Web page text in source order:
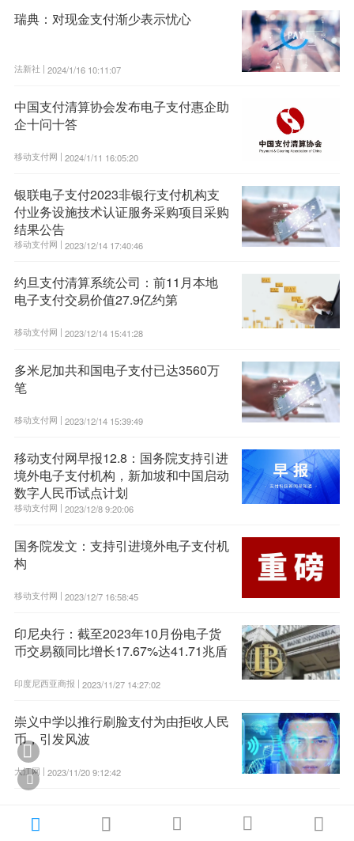
瑞典：对现金支付渐少表示忧心
法新社 | 2024/1/16 10:11:07
中国支付清算协会发布电子支付惠企助
企十问十答
移动支付网 | 2024/1/11 16:05:20
银联电子支付2023非银行支付机构支
付业务设施技术认证服务采购项目采购
结果公告
移动支付网 | 2023/12/14 17:40:46
约旦支付清算系统公司：前11月本地
电子支付交易价值27.9亿约第
移动支付网 | 2023/12/14 15:41:28
多米尼加共和国电子支付已达3560万
笔
移动支付网 | 2023/12/14 15:39:49
移动支付网早报12.8：国务院支持引进
境外电子支付机构，新加坡和中国启动
数字人民币试点计划
移动支付网 | 2023/12/8 9:20:06
国务院发文：支持引进境外电子支付机
构
移动支付网 | 2023/12/7 16:58:45
印尼央行：截至2023年10月份电子货
币交易额同比增长17.67%达41.71兆盾
印度尼西亚商报 | 2023/11/27 14:27:02
崇义中学以推行刷脸支付为由拒收人民
币，引发风波
大江网 | 2023/11/20 9:12:42
    

